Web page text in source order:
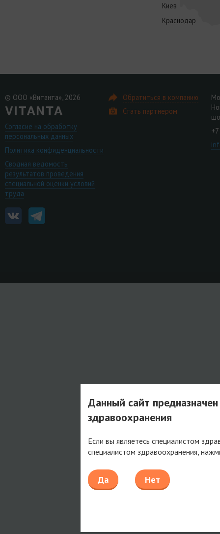
Киев
Краснодар
© ООО «Витанта», 2026
Согласие на обработку
персональных данных
Политика конфиденциальности
Сводная ведомость
результатов проведения
специальной оценки условий
труда
Обратиться в компанию
Стать партнером
Данный сайт
здравоохранения
Если вы являетесь специалистом
специалистом здравоохранения,
Да Нет